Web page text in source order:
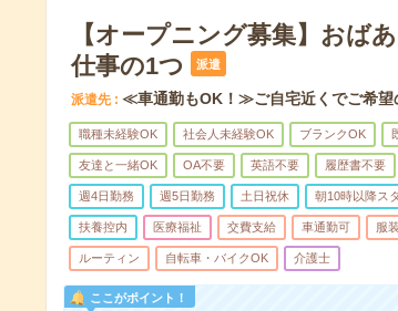
【オープニング募集】おば
仕事の1つ
派遣
派遣先 ≪車通勤もOK！≫ご自宅近くでご希望
職種未経験OK 社会人未経験OK ブランクOK
友達と一緒OK OA不要 英語不要 履歴書不要
週4日勤務 週5日勤務 土日祝休 朝10時以降ス
扶養控内 医療福祉 交費支給 車通勤可 服
ルーティン 自転車・バイクOK 介護士
ここがポイント！